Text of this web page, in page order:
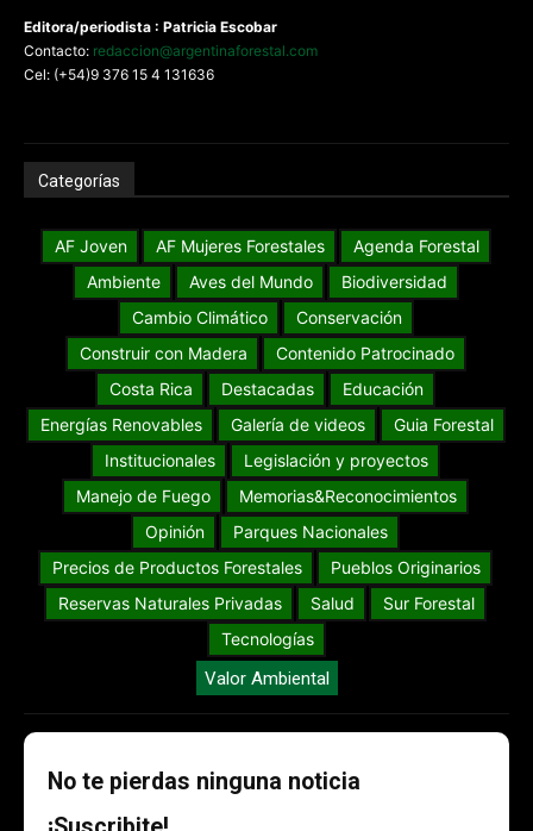
Editora/periodista : Patricia Escobar
Contacto: redaccion@argentinaforestal.com
Cel: (+54)9 376 15 4 131636
Categorías
AF Joven AF Mujeres Forestales
Agenda Forestal
Ambiente
Aves del Mundo
Biodiversidad
Cambio Climático
Conservación
Construir con Madera
Contenido Patrocinado
Costa Rica
Destacadas
Educación
Energías Renovables
Galería de videos
Guia Forestal
Institucionales
Legislación y proyectos
Manejo de Fuego
Memorias&Reconocimientos
Opinión
Parques Nacionales
Precios de Productos Forestales
Pueblos Originarios
Reservas Naturales Privadas
Salud
Sur Forestal
Tecnologías
Valor Ambiental
No te pierdas ninguna noticia